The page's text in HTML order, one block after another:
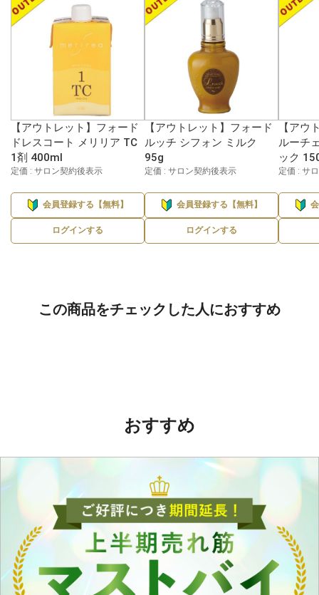
【アウトレット】フォード
ドレスコート メリリア TC
1剤 400ml
定価 : サロン契約後表示
会員登録する【無料】
ログインする
【アウトレット】フォード
ルッチ シフォン ミルク
95g
定価 : サロン契約後表示
会員登録する【無料】
ログインする
【アウ
ルーチ
ック
定価 : サ
この商品をチェックした人におすすめ
おすすめ